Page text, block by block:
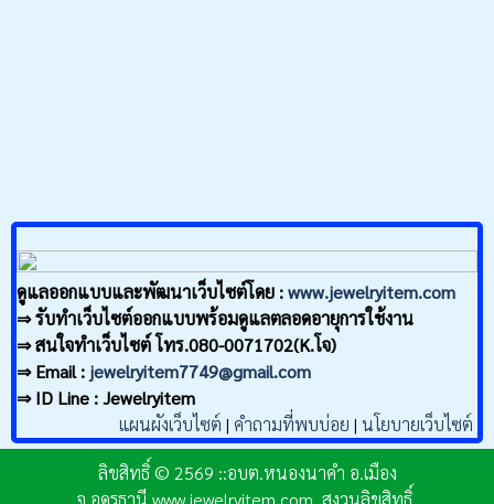
ดูแลออกแบบและพัฒนาเว็บไซต์โดย :www.jewelryitem.com
⇒ รับทำเว็บไซต์ออกแบบพร้อมดูแลตลอดอายุการใช้งาน
⇒ สนใจทำเว็บไซต์ โทร.080-0071702(K.โจ)
⇒ Email : jewelryitem7749@gmail.com
⇒ ID Line : Jewelryitem
แผนผังเว็บไซต์ | คำถามที่พบบ่อย | นโยบายเว็บไซต์
ลิขสิทธิ์ © 2569 ::อบต.หนองนาคำ อ.เมือง
จ.อุดรธานี,www.jewelryitem.com. สงวนลิขสิทธิ์.